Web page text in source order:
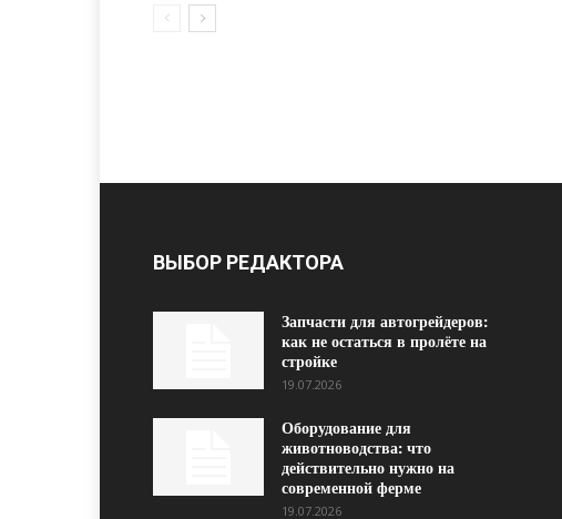
ВЫБОР РЕДАКТОРА
Запчасти для автогрейдеров:
как не остаться в пролёте на
стройке
19.07.2026
Оборудование для
животноводства: что
действительно нужно на
современной ферме
19.07.2026